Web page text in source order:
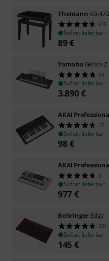
Thomann KB-
615
Sofort lieferbar
89€
Yamaha Genos 2
60
Sofort lieferbar
3.890€
AKAI
17
Sofort lieferbar
98€
AKAI
3
Sofort lieferbar
977 €
Behringer Edge
231
Sofort lieferbar
145 €